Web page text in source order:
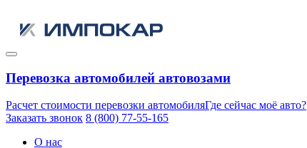
Перевозка автомобилей автовозами
Расчет стоимости перевозки автомобиляГде сейчас моё авто?
Заказать звонок 8 (800) 77-55-165
О нас